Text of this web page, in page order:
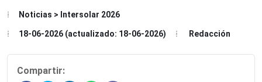
Noticias > Intersolar 2026
18-06-2026 (actualizado: 18-06-2026) Redacción
Compartir: